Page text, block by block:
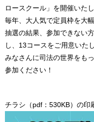
ロースクール」を開催いたし
毎年、大人気で定員枠を大
抽選の結果、参加できない
し、13コースをご用意いた
みなさんに司法の世界をも
参加ください！
チラシ（pdf：530KB）の印